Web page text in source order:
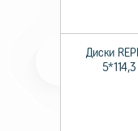
Диски